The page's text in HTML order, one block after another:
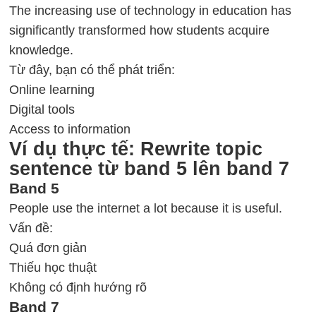
The increasing use of technology in education has
significantly transformed how students acquire
knowledge.
Từ đây, bạn có thể phát triển:
Online learning
Digital tools
Access to information
Ví dụ thực tế: Rewrite topic
sentence từ band 5 lên band 7
Band 5
People use the internet a lot because it is useful.
Vấn đề:
Quá đơn giản
Thiếu học thuật
Không có định hướng rõ
Band 7